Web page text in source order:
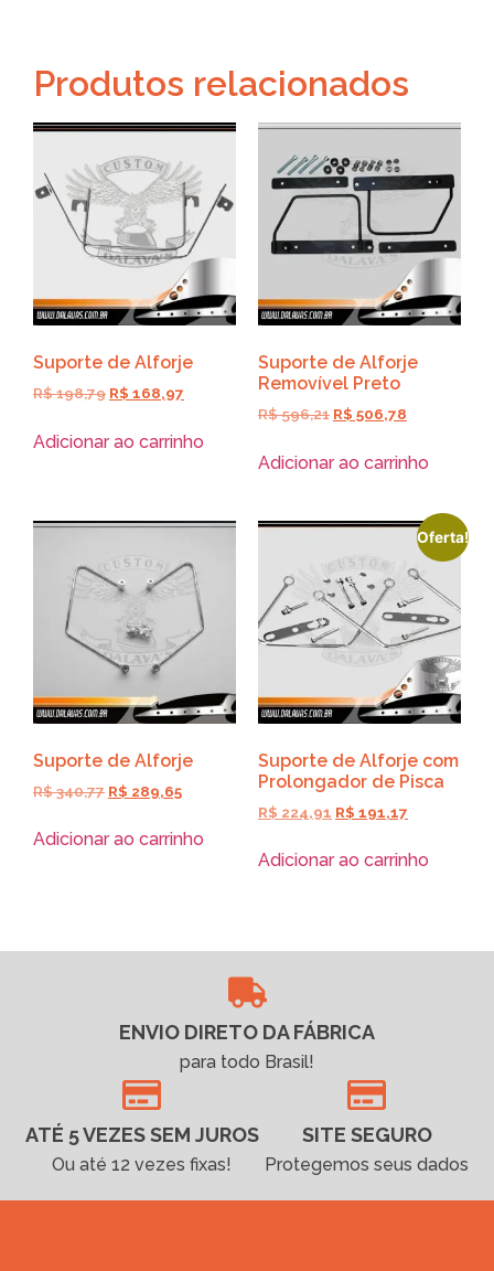
Produtos relacionados
Suporte de Alforje
R$198,79 R$ 168,97
Adicionar ao carrinho
Suporte de Alforje
Removível Preto
R$596,21 R$ 506,78
Adicionar ao carrinho
Suporte de Alforje
R$340,77 R$ 289,65
Adicionar ao carrinho
Oferta!
Suporte de Alforje com
Prolongador de Pisca
R$ 224,91 R$ 191,17
Adicionar ao carrinho
ENVIO DIRETO DA FÁBRICA
para todo Brasil!
ATÉ 5 VEZES SEM JUROS
Ou até 12 vezes fixas!
SITE SEGURO
Protegemos seus dados